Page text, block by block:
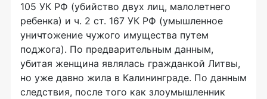
105 УК РФ (убийство двух лиц, малолетнего
ребенка) и ч. 2 ст. 167 УК РФ (умышленное
уничтожение чужого имущества путем
поджога). По предварительным данным,
убитая женщина являлась гражданкой Литвы,
но уже давно жила в Калининграде. По данным
следствия, после того как злоумышленник